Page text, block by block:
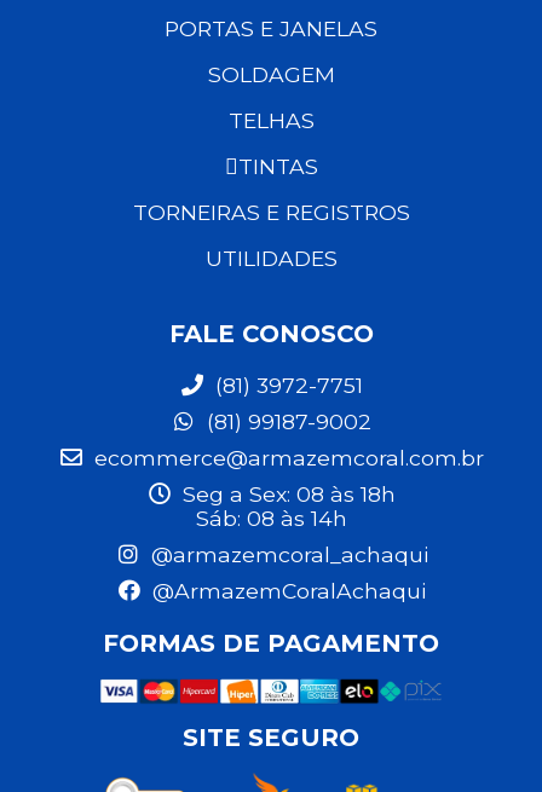
PORTAS E JANELAS
SOLDAGEM
TELHAS
TINTAS
TORNEIRAS E REGISTROS
UTILIDADES
FALE CONOSCO
(81) 3972-7751
(81) 99187-9002
ecommerce@armazemcoral.com.br
Seg a Sex: 08 às 18h
Sáb: 08 às 14h
@armazemcoral_achaqui
@ArmazemCoralAchaqui
FORMAS DE PAGAMENTO
SITE SEGURO